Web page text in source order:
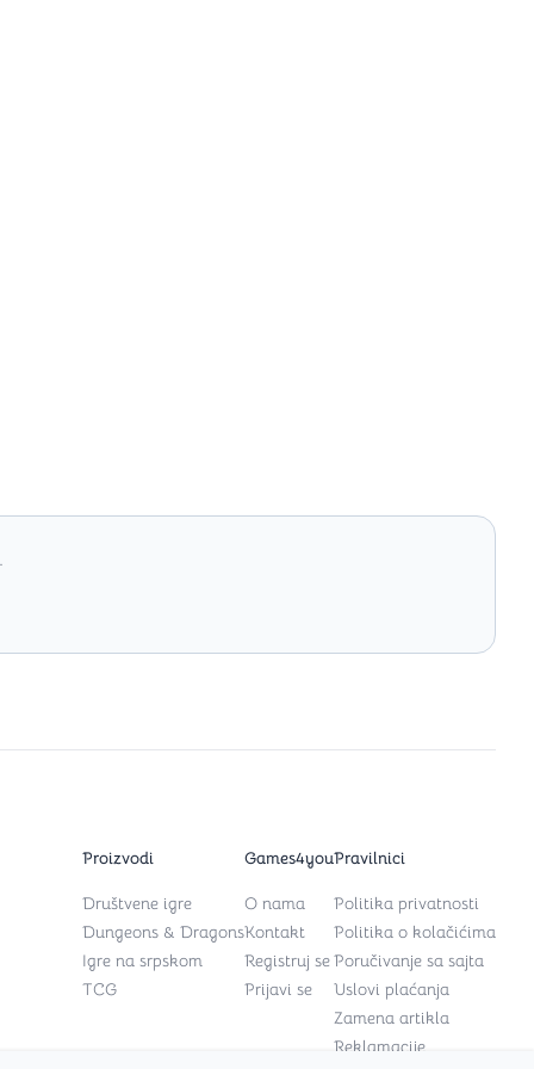
Proizvodi
Društvene igre
Dungeons & Dragons
Igre na srpskom
TCG
Games4you
O nama
Kontakt
Registruj se
Prijavi se
Pravilnici
Politika privatnosti
Politika o kolačićima
Poručivanje sa sajta
Uslovi plaćanja
Zamena artikla
Reklamacije